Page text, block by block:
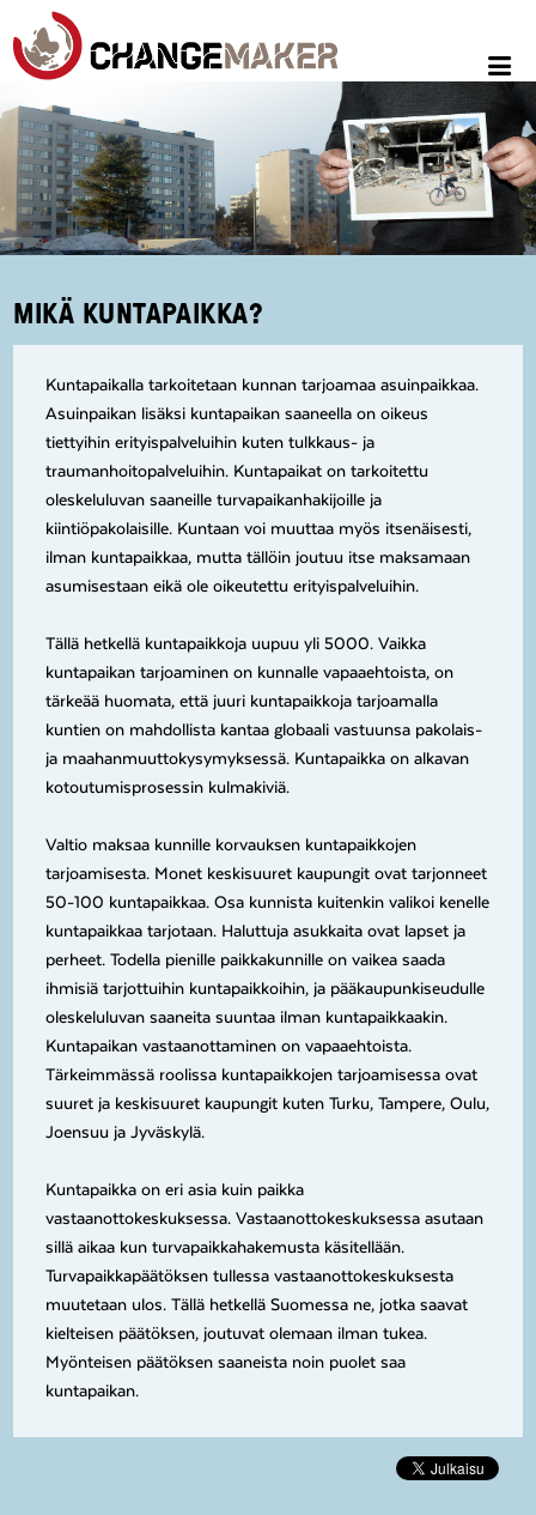
MIKÄ KUNTAPAIKKA?
Kuntapaikalla tarkoitetaan kunnan tarjoamaa asuinpaikkaa.
Asuinpaikan lisäksi kuntapaikan saaneella on oikeus
tiettyihin erityispalveluihin kuten tulkkaus- ja
traumanhoitopalveluihin. Kuntapaikat on tarkoitettu
oleskeluluvan saaneille turvapaikanhakijoille ja
kiintiöpakolaisille. Kuntaan voi muuttaa myös itsenäisesti,
ilman kuntapaikkaa, mutta tällöin joutuu itse maksamaan
asumisestaan eikä ole oikeutettu erityispalveluihin.
Tällä hetkellä kuntapaikkoja uupuu yli 5000. Vaikka
kuntapaikan tarjoaminen on kunnalle vapaaehtoista, on
tärkeää huomata, että juuri kuntapaikkoja tarjoamalla
kuntien on mahdollista kantaa globaali vastuunsa pakolais-
ja maahanmuuttokysymyksessä. Kuntapaikka on alkavan
kotoutumisprosessin kulmakiviä.
Valtio maksaa kunnille korvauksen kuntapaikkojen
tarjoamisesta. Monet keskisuuret kaupungit ovat tarjonneet
50-100 kuntapaikkaa. Osa kunnista kuitenkin valikoi kenelle
kuntapaikkaa tarjotaan. Haluttuja asukkaita ovat lapset ja
perheet. Todella pienille paikkakunnille on vaikea saada
ihmisiä tarjottuihin kuntapaikkoihin, ja pääkaupunkiseudulle
oleskeluluvan saaneita suuntaa ilman kuntapaikkaakin.
Kuntapaikan vastaanottaminen on vapaaehtoista.
Tärkeimmässä roolissa kuntapaikkojen tarjoamisessa ovat
suuret ja keskisuuret kaupungit kuten Turku, Tampere, Oulu,
Joensuu ja Jyväskylä.
Kuntapaikka on eri asia kuin paikka
vastaanottokeskuksessa. Vastaanottokeskuksessa asutaan
sillä aikaa kun turvapaikkahakemusta käsitellään.
Turvapaikkapäätöksen tullessa vastaanottokeskuksesta
muutetaan ulos. Tällä hetkellä Suomessa ne, jotka saavat
kielteisen päätöksen, joutuvat olemaan ilman tukea.
Myönteisen päätöksen saaneista noin puolet saa
kuntapaikan.